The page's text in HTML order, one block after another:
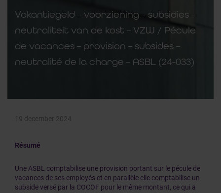
Vakantiegeld – voorziening – subsidies –
neutraliteit van de kost – VZW / Pécule
de vacances – provision – subsides –
neutralité de la charge – ASBL (24-033)
19 december 2024
Résumé
Une ASBL comptabilise une provision portant sur le pécule de
vacances de ses employés et en parallèle elle comptabilise un
subside versé par la COCOF pour le même montant, ce qui a